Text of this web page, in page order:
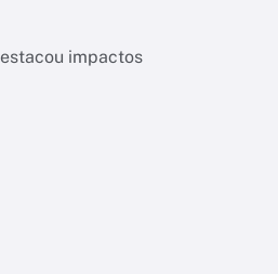
impactos